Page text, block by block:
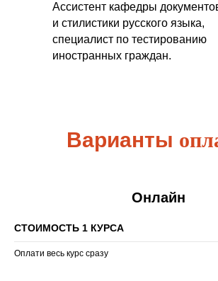
Ассистент кафедры
и стилистики русского языка,
специалист по тестированию
иностранных граждан.
Варианты
Онлайн
СТОИМОСТЬ 1 КУРСА
Оплати весь курс сразу